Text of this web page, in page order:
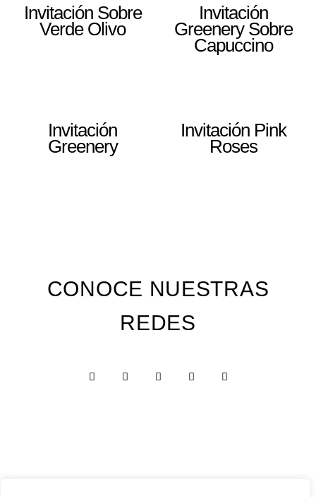
Invitación Sobre
Verde Olivo
Invitación
Greenery Sobre
Capuccino
Invitación
Greenery
Invitación Pink
Roses
CONOCE NUESTRAS
REDES